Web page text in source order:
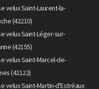
velux Saint-Laurent-la-
(42210)
velux Saint-Léger-sur-
(42155)
velux Saint-Marcel-de-
(42122)
velux Saint-Martin-d'Estréaux